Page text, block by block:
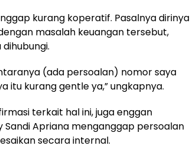
kurang koperatif. Pasalnya dirinya
masalah keuangan tersebut,
(ada persoalan) nomor saya
itu kurang gentle ya,” ungkapnya.
terkait hal ini, juga enggan
Apriana menganggap persoalan
secara internal.